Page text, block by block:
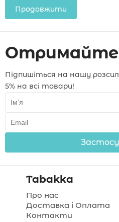
Продовжити
Отримайте
Підпишіться на нашу
5% на всі товари!
Tabakka
Про нас
Доставка і Оплата
Контакти